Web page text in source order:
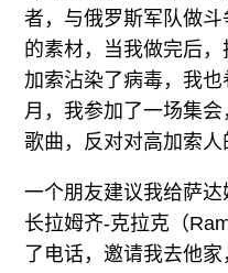
者，与俄罗斯军队做
的素材，当我做完后
加索沾染了病毒，我
月，我参加了一场集
歌曲，反对对高加索人
一个朋友建议我给萨
长拉姆齐-克拉克（
了电话，邀请我去他